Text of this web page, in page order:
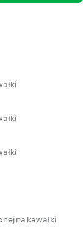
na kawałki